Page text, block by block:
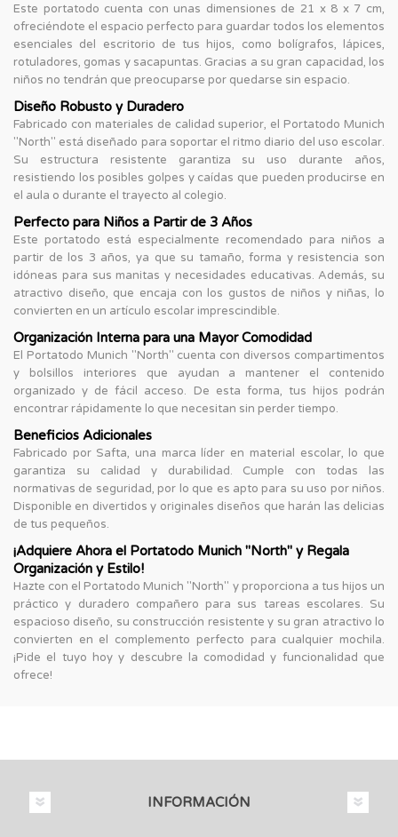
Este portatodo cuenta con unas dimensiones de 21 x 8 x 7 cm,
ofreciéndote el espacio perfecto para guardar todos los elementos
esenciales del escritorio de tus hijos, como bolígrafos, lápices,
rotuladores, gomas y sacapuntas. Gracias a su gran capacidad, los
niños no tendrán que preocuparse por quedarse sin espacio.
Diseño Robusto y Duradero
Fabricado con materiales de calidad superior, el Portatodo Munich
"North" está diseñado para soportar el ritmo diario del uso escolar.
Su estructura resistente garantiza su uso durante años,
resistiendo los posibles golpes y caídas que pueden producirse en
el aula o durante el trayecto al colegio.
Perfecto para Niños a Partir de 3 Años
Este portatodo está especialmente recomendado para niños a
partir de los 3 años, ya que su tamaño, forma y resistencia son
idóneas para sus manitas y necesidades educativas. Además, su
atractivo diseño, que encaja con los gustos de niños y niñas, lo
convierten en un artículo escolar imprescindible.
Organización Interna para una Mayor Comodidad
El Portatodo Munich "North" cuenta con diversos compartimentos
y bolsillos interiores que ayudan a mantener el contenido
organizado y de fácil acceso. De esta forma, tus hijos podrán
encontrar rápidamente lo que necesitan sin perder tiempo.
Beneficios Adicionales
Fabricado por Safta, una marca líder en material escolar, lo que
garantiza su calidad y durabilidad. Cumple con todas las
normativas de seguridad, por lo que es apto para su uso por niños.
Disponible en divertidos y originales diseños que harán las delicias
de tus pequeños.
¡Adquiere Ahora el Portatodo Munich "North" y Regala
Organización y Estilo!
Hazte con el Portatodo Munich "North" y proporciona a tus hijos un
práctico y duradero compañero para sus tareas escolares. Su
espacioso diseño, su construcción resistente y su gran atractivo lo
convierten en el complemento perfecto para cualquier mochila.
¡Pide el tuyo hoy y descubre la comodidad y funcionalidad que
ofrece!
INFORMACIÓN